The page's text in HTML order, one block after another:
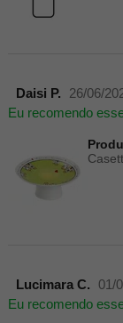
Daisi P.
26/06/
Eu recomendo
Lucimara C.
01/
Eu recomendo